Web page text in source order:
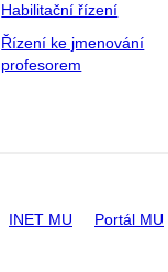
Habilitační řízení
Řízení ke jmenování
profesorem
INET MU Portál MU